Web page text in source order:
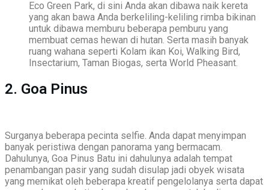
Eco Green Park, di sini Anda akan dibawa naik kereta
yang akan bawa Anda berkeliling-keliling rimba bikinan
untuk dibawa memburu beberapa pemburu yang
membuat cemas hewan di hutan. Serta masih banyak
ruang wahana seperti Kolam ikan Koi, Walking Bird,
Insectarium, Taman Biogas, serta World Pheasant.
2. Goa Pinus
Surganya beberapa pecinta selfie. Anda dapat menyimpan
banyak peristiwa dengan panorama yang bermacam.
Dahulunya, Goa Pinus Batu ini dahulunya adalah tempat
penambangan pasir yang sudah disulap jadi obyek wisata
yang memikat oleh beberapa kreatif pengelolanya serta dapat